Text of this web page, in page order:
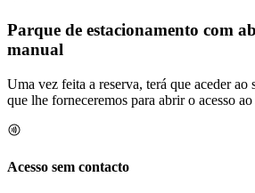
Parque de estacionamento com
manual
Uma vez feita a reserva, terá que aceder
que lhe forneceremos para abrir o acesso
Acesso sem contacto